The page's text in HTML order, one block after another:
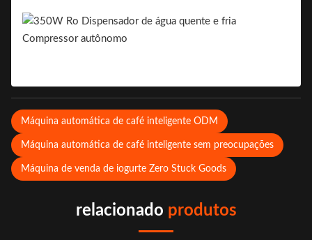
Máquina automática de café inteligente ODM
Máquina automática de café inteligente sem preocupações
Máquina de venda de iogurte Zero Stuck Goods
relacionado produtos